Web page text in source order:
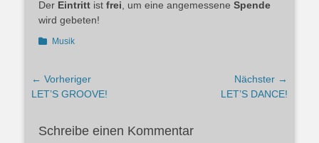
Der Eintritt ist frei , um eine angemessene Spende
wird gebeten!
Kategorien
Musik
Beitragsnavigation
← Vorheriger
Vorheriger
LET’S GROOVE!
Nächster →
LET’S DANCE!
Schreibe einen Kommentar